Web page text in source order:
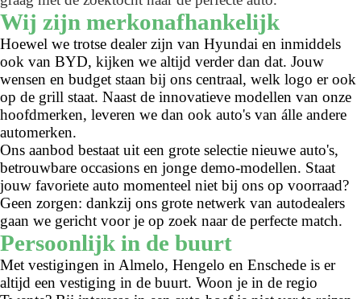
Wij zijn merkonafhankelijk
Hoewel we trotse dealer zijn van Hyundai en inmiddels
ook van BYD, kijken we altijd verder dan dat. Jouw
wensen en budget staan bij ons centraal, welk logo er ook
op de grill staat. Naast de innovatieve modellen van onze
hoofdmerken, leveren we dan ook auto's van álle andere
automerken.
Ons aanbod bestaat uit een grote selectie nieuwe auto's,
betrouwbare occasions en jonge demo-modellen. Staat
jouw favoriete auto momenteel niet bij ons op voorraad?
Geen zorgen: dankzij ons grote netwerk van autodealers
gaan we gericht voor je op zoek naar de perfecte match.
Persoonlijk in de buurt
Met vestigingen in Almelo, Hengelo en Enschede is er
altijd een vestiging in de buurt. Woon je in de regio